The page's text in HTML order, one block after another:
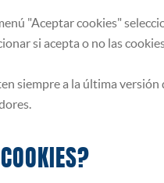
"Aceptar cookies"
si acepta o no las
siempre a la última